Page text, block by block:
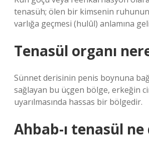
tenasüh; ölen bir kimsenin
varlığa geçmesi (hulûl) anlamına
Tenasül organı
Sünnet derisinin penis boynuna
sağlayan bu üçgen bölge, erkeğin
uyarılmasında hassas bir bölgedir.
Ahbab-ı tenasül ne